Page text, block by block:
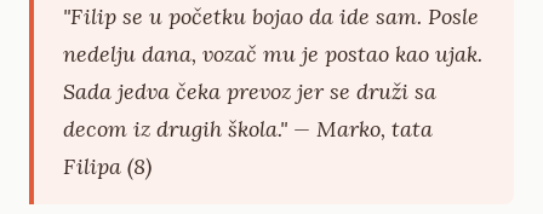
"Filip se u početku bojao da ide sam. Posle
nedelju dana, vozač mu je postao kao ujak.
Sada jedva čeka prevoz jer se druži sa
decom iz drugih škola." — Marko, tata
Filipa (8)